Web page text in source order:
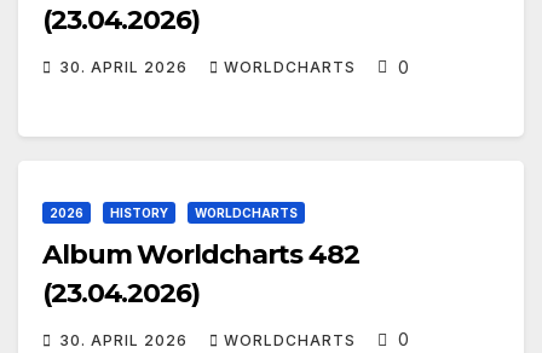
(23.04.2026)
30. APRIL 2026 WORLDCHARTS 0
2026 HISTORY WORLDCHARTS
Album Worldcharts 482
(23.04.2026)
30. APRIL 2026 WORLDCHARTS 0